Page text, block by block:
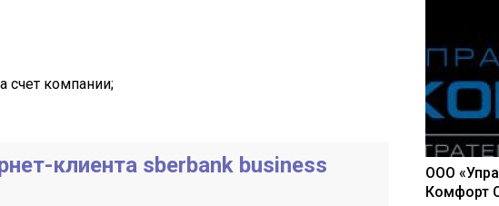
счет компании;
клиента sberbank business
ООО
Комфорт